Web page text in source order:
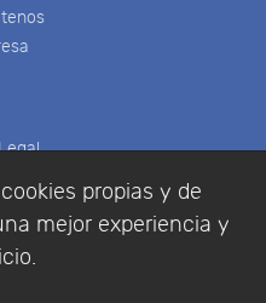
propias y de
mejor experiencia y
compra